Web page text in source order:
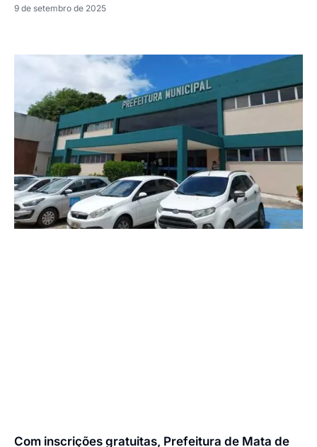
9 de setembro de 2025
Com inscrições gratuitas, Prefeitura de Mata de